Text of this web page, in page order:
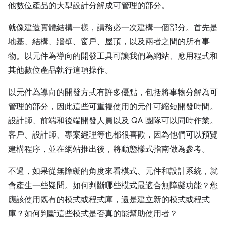
他數位產品的大型設計分解成可管理的部分。
就像建造實體結構一樣，請務必一次建構一個部分。首先是
地基、結構、牆壁、窗戶、屋頂，以及兩者之間的所有事
物。以元件為導向的開發工具可讓我們為網站、應用程式和
其他數位產品執行這項操作。
以元件為導向的開發方式有許多優點，包括將事物分解為可
管理的部分，因此這些可重複使用的元件可縮短開發時間。
設計師、前端和後端開發人員以及 QA 團隊可以同時作業。
客戶、設計師、專案經理等也都很喜歡，因為他們可以預覽
建構程序，並在網站推出後，將動態樣式指南做為參考。
不過，如果從無障礙的角度來看模式、元件和設計系統，就
會產生一些疑問。如何判斷哪些模式最適合無障礙功能？您
應該使用既有的模式或程式庫，還是建立新的模式或程式
庫？如何判斷這些模式是否真的能幫助使用者？